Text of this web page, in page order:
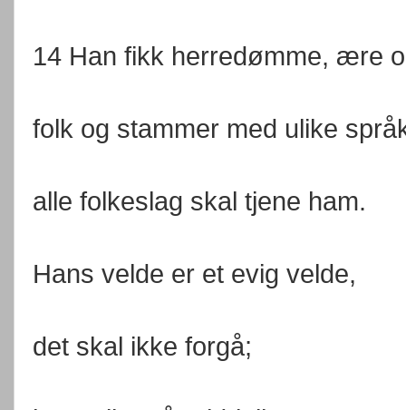
14 Han fikk herredømme, ære
folk og stammer med ulike
alle folkeslag skal tjene ham.
Hans velde er et evig velde,
det skal ikke forgå;